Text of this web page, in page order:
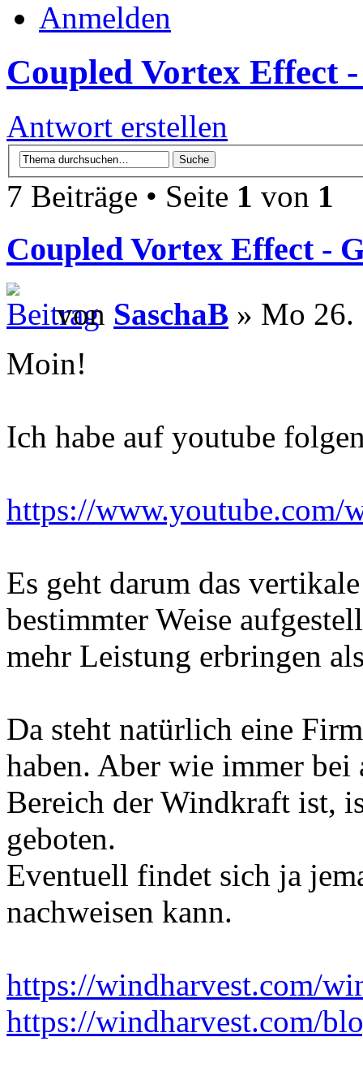
Anmelden
Coupled Vortex Effect
Antwort erstellen
7 Beiträge • Seite 1 von 1
Coupled Vortex Effect -
von SaschaB » Mo 26.
Moin!
Ich habe auf youtube
https://www.youtube.com/
Es geht darum das
bestimmter Weise
mehr Leistung erbringen
Da steht natürlich eine
haben. Aber wie immer
Bereich der Windkraft ist,
geboten.
Eventuell findet sich ja
nachweisen kann.
https://windharvest.com/
https://windharvest.com/